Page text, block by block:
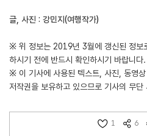
글, 사진 : 강민지(여행작가)
※ 위 정보는 2019년 3월에 갱신된 정보
하시기 전에 반드시 확인하시기 바랍니다.
※ 이 기사에 사용된 텍스트, 사진, 동영
저작권을 보유하고 있으므로 기사의 무단
1 6